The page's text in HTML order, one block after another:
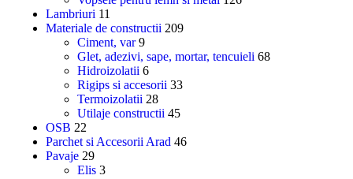
Lambriuri 11
Materiale de constructii 209
Ciment, var 9
Glet, adezivi, sape, mortar, tencuieli 68
Hidroizolatii 6
Rigips si accesorii 33
Termoizolatii 28
Utilaje constructii 45
OSB 22
Parchet si Accesorii Arad 46
Pavaje 29
Elis 3